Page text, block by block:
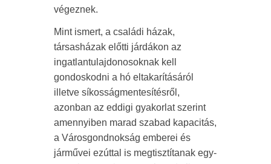
végeznek.
Mint ismert, a családi házak,
társasházak előtti járdákon az
ingatlantulajdonosoknak kell
gondoskodni a hó eltakarításáról
illetve síkosságmentesítésről,
azonban az eddigi gyakorlat szerint
amennyiben marad szabad kapacitás,
a Városgondnokság emberei és
járművei ezúttal is megtisztítanak egy-